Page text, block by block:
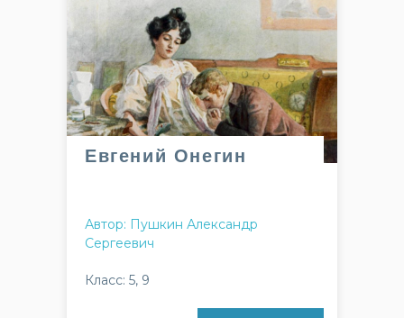
Евгений Онегин
Автор: Пушкин Александр
Сергеевич
Класс: 5, 9